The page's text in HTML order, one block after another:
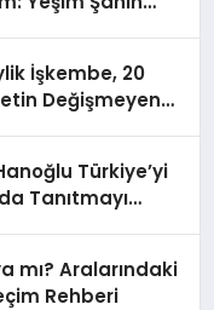
İşkembe, 20
Değişmeyen
Türkiye’yi
Tanıtmayı
mı? Aralarındaki
Rehberi